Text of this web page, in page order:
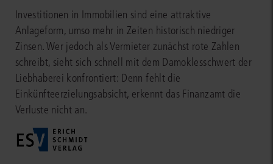
Investitionen in Immobilien sind eine attraktive
Anlageform, umso mehr in Zeiten historisch niedriger
Zinsen. Wer jedoch als Vermieter zunächst rote Zahlen
schreibt, sieht sich schnell mit dem Damoklesschwert der
Liebhaberei konfrontiert: Denn fehlt die
Einkünfteerzielungsabsicht, erkennt das Finanzamt die
Verluste nicht an.